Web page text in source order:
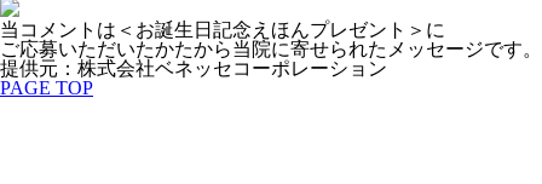
当コメントは＜お誕生日記念えほんプレゼント＞に
ご応募いただいたかたから当院に寄せられたメッセージです。
提供元：株式会社ベネッセコーポレーション
PAGE TOP